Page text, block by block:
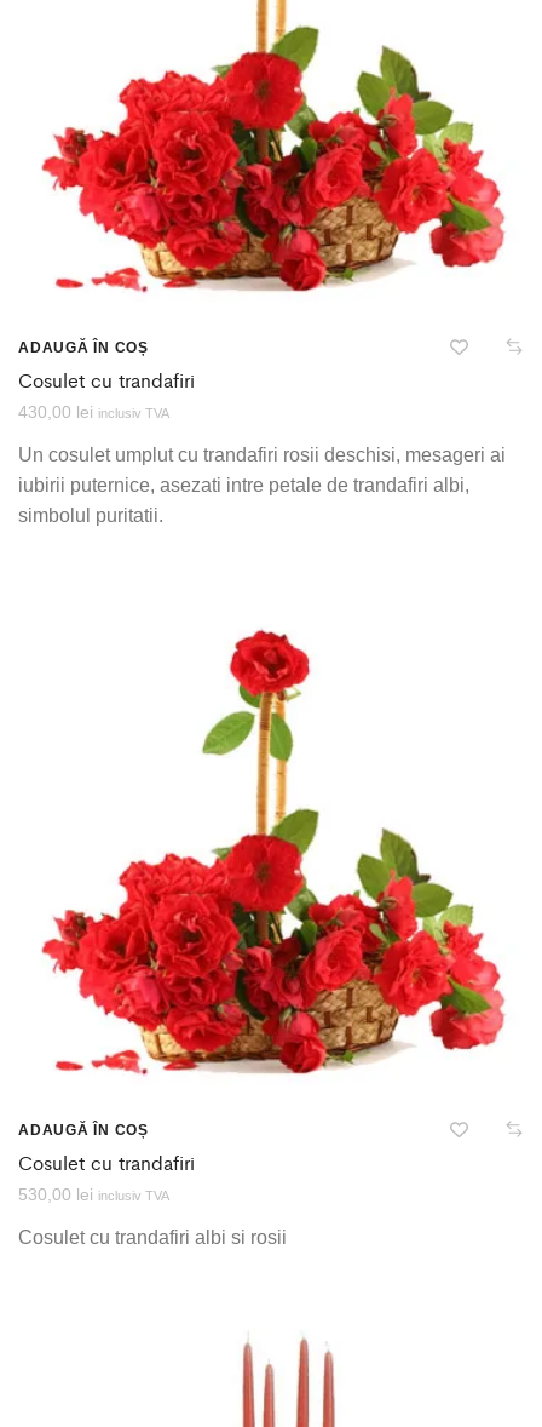
ADAUGĂ ÎN COȘ
Cosulet cu trandafiri
430,00 lei inclusiv TVA
Un cosulet umplut cu trandafiri rosii deschisi, mesageri ai
iubirii puternice, asezati intre petale de trandafiri albi,
simbolul puritatii.
ADAUGĂ ÎN COȘ
Cosulet cu trandafiri
530,00 lei inclusiv TVA
Cosulet cu trandafiri albi si rosii